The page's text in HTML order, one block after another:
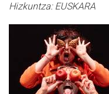
Hizkuntza:EUSKARA